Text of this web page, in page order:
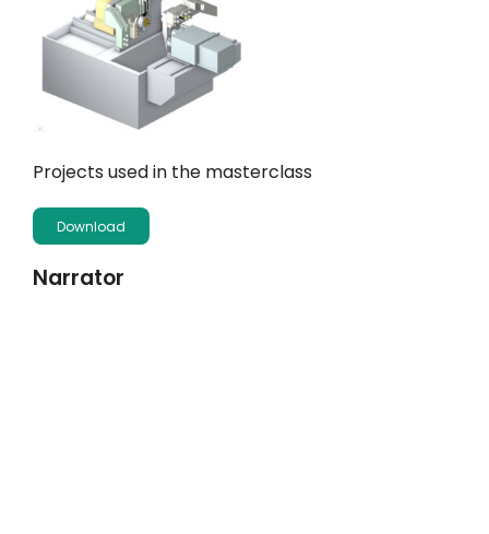
Projects used in the masterclass
Download
Narrator